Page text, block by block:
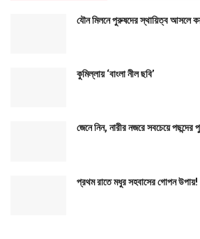
যৌন মিলনে পুরুষদের স্থায়িত্ব আসলে
কুমিল্লায় ‘বাংলা নীল ছবি’
জেনে নিন, নারীর নজরে সবচেয়ে
প্রথম রাতে মধুর সহবাসের গোপন উপায়!